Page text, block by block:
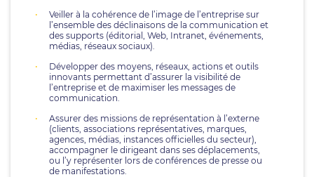
Veiller à la cohérence de l’image de l’entreprise sur
l’ensemble des déclinaisons de la communication et
des supports (éditorial, Web, Intranet, événements,
médias, réseaux sociaux).
Développer des moyens, réseaux, actions et outils
innovants permettant d’assurer la visibilité de
l’entreprise et de maximiser les messages de
communication.
Assurer des missions de représentation à l’externe
(clients, associations représentatives, marques,
agences, médias, instances officielles du secteur),
accompagner le dirigeant dans ses déplacements,
ou l’y représenter lors de conférences de presse ou
de manifestations.